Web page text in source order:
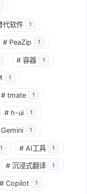
软件 1
# PeaZip 1
# 容器 1
1
# tmate 1
# h-ui 1
Gemini 1
1 # AI工具 1
# 沉浸式翻译 1
# Copilot 1